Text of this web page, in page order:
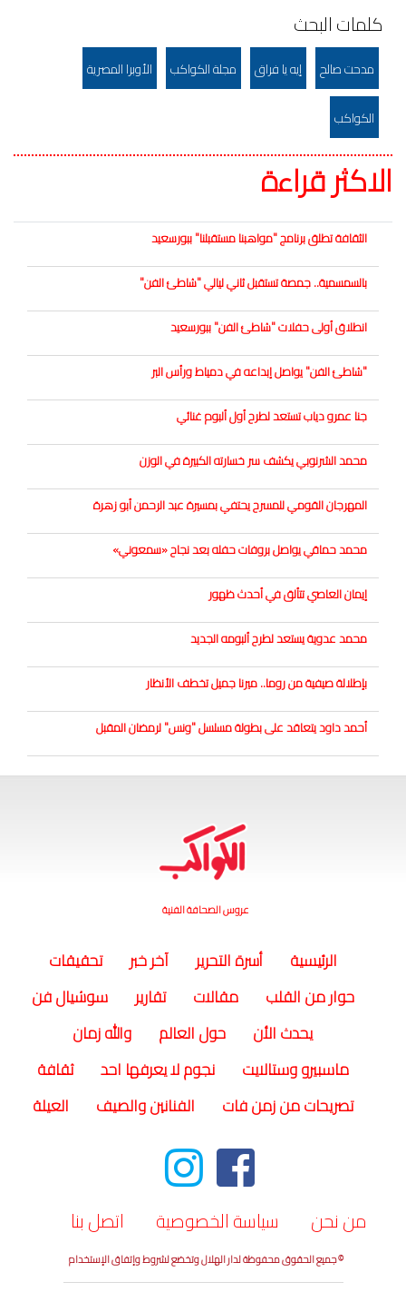
كلمات البحث
مدحت صالح إيه يا فراق مجلة الكواكب الأوبرا المصرية
الكواكب
الاكثر قراءة
الثقافة تطلق برنامج "مواهبنا مستقبلنا" ببورسعيد
بالسمسمية.. جمصة تستقبل ثاني ليالي "شاطئ الفن"
انطلاق أولى حفلات "شاطئ الفن" ببورسعيد
"شاطئ الفن" يواصل إبداعه في دمياط ورأس البر
جنا عمرو دياب تستعد لطرح أول ألبوم غنائي
محمد الشرنوبي يكشف سر خسارته الكبيرة في الوزن
المهرجان القومي للمسرح يحتفي بمسيرة عبد الرحمن أبو زهرة
محمد حماقي يواصل بروفات حفله بعد نجاح «سمعوني»
إيمان العاصي تتألق في أحدث ظهور
محمد عدوية يستعد لطرح ألبومه الجديد
بإطلالة صيفية من روما.. ميرنا جميل تخطف الأنظار
أحمد داود يتعاقد على بطولة مسلسل "ونس" لرمضان المقبل
عروس الصحافة الفنية
الرئيسية أسرة التحرير آخر خبر
تحقيقات
حوار من القلب
مقالات تقارير
سوشيال فن
يحدث الأن
حول العالم
والله زمان
ماسبيرو وستالايت
نجوم لا يعرفها احد
ثقافة
تصريحات من زمن فات
الفنانين والصيف العيلة
من نحن سياسة الخصوصية اتصل بنا
© جميع الحقوق محفوظة لدار الهلال وتخضع لشروط وإتفاق الإستخدام